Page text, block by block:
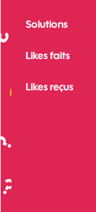
Solutions
Likes faits
Likes reçus